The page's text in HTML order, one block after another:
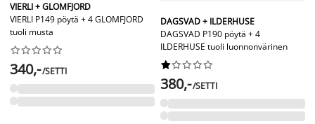
VIERLI + GLOMFJORD
VIERLI P149 pöytä + 4 GLOMFJORD
tuoli musta






340,-/SETTI
DAGSVAD + ILDERHUSE
DAGSVAD P190 pöytä + 4
ILDERHUSE tuoli luonnonvärinen






380,-/SETTI